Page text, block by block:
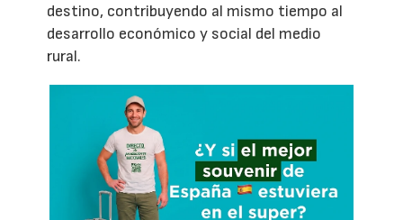
destino, contribuyendo al mismo tiempo al
desarrollo económico y social del medio
rural.